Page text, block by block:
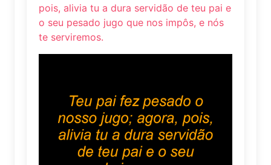
pois, alivia tu a dura servidão de teu pai e
o seu pesado jugo que nos impôs, e nós
te serviremos.